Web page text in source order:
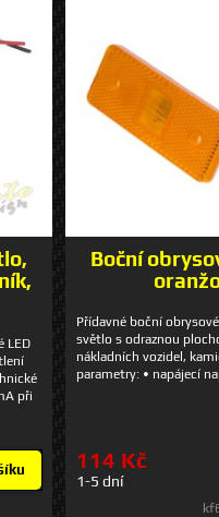
•
LED
při
do
Boční
Přídavné boční
světlo s odraznou
nákladních vozidel,
parametry: • napájecí
114 Kč
1-5 dní